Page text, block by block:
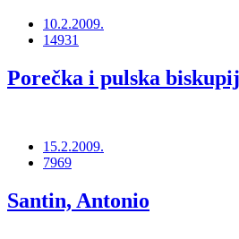
10.2.2009.
14931
Porečka i pulska
15.2.2009.
7969
Santin, Antonio